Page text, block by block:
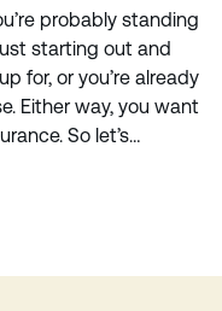
probably standing
starting out and
for, or you’re already
Either way, you want
So let’s…